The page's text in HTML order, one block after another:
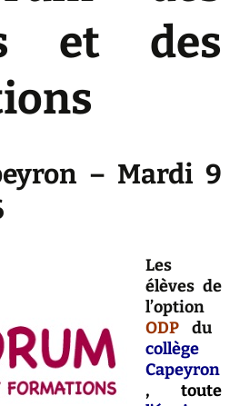
et des
– Mardi 9
Les
élèves de
l’option
ODP du
collège
Capeyron
, toute